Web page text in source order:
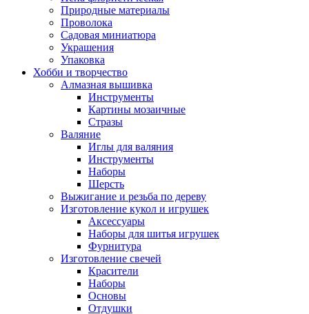
Природные материалы
Проволока
Садовая миниатюра
Украшения
Упаковка
Хобби и творчество
Алмазная вышивка
Инструменты
Картины мозаичные
Стразы
Валяние
Иглы для валяния
Инструменты
Наборы
Шерсть
Выжигание и резьба по дереву
Изготовление кукол и игрушек
Аксессуары
Наборы для шитья игрушек
Фурнитура
Изготовление свечей
Красители
Наборы
Основы
Отдушки